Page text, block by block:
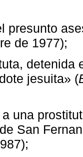
presunto
de 1977);
detenida
jesuita» (
una
San